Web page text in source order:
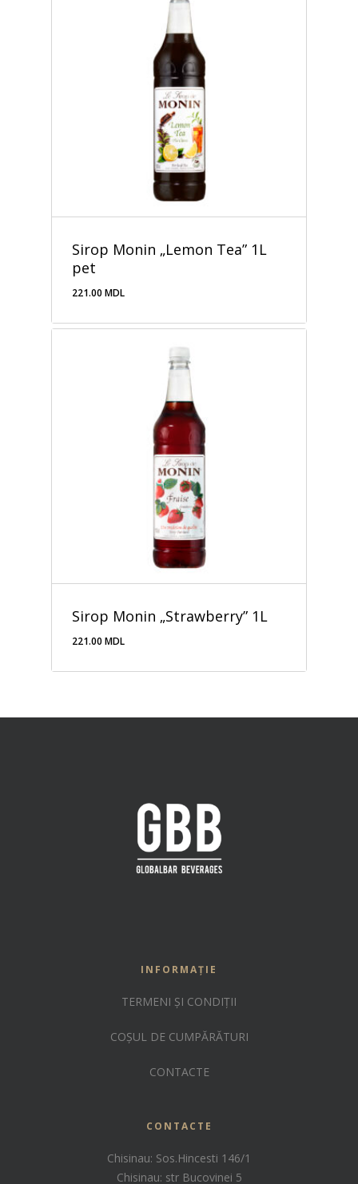
Sirop Monin „Lemon Tea” 1L
pet
221.00 MDL
Sirop Monin „Strawberry” 1L
221.00 MDL
INFORMAȚIE
TERMENI ȘI CONDIȚII
COȘUL DE CUMPĂRĂTURI
CONTACTE
CONTACTE
Chisinau: Sos.Hincesti 146/1
Chisinau: str Bucovinei 5